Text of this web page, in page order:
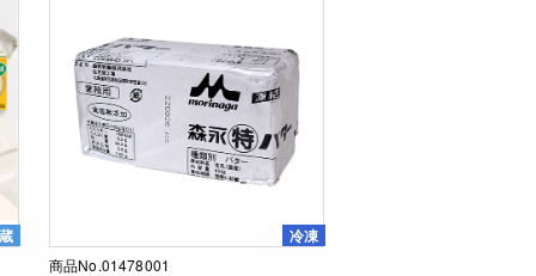
冷凍
商品No.01478001